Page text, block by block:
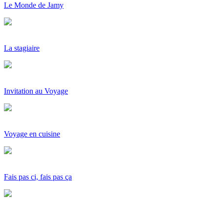
Le Monde de Jamy
La stagiaire
Invitation au Voyage
Voyage en cuisine
Fais pas ci, fais pas ça